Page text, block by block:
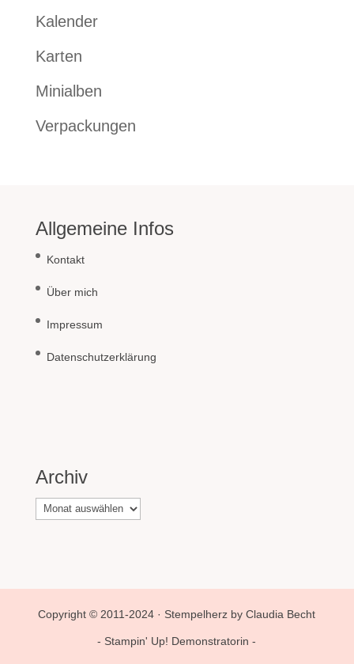
Kalender
Karten
Minialben
Verpackungen
Allgemeine Infos
Kontakt
Über mich
Impressum
Datenschutzerklärung
Archiv
Archiv
Copyright © 2011-2024 · Stempelherz by Claudia Becht
- Stampin' Up! Demonstratorin -